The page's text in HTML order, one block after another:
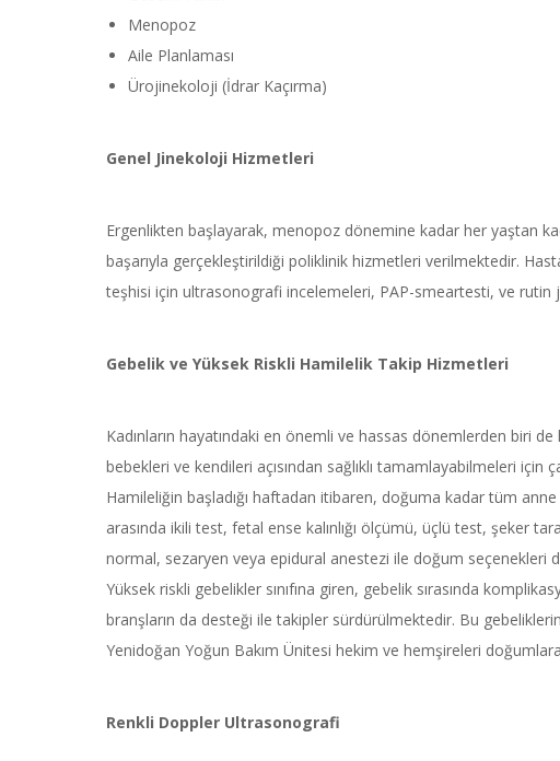
Menopoz
Aile Planlaması
Ürojinekoloji (İdrar Kaçırma)
Genel Jinekoloji Hizmetleri
Ergenlikten başlayarak, menopoz dönemine kadar her yaştan
başarıyla gerçekleştirildiği poliklinik hizmetleri verilmektedir.
teşhisi için ultrasonografi incelemeleri, PAP-smeartesti, ve rutin
Gebelik ve Yüksek Riskli Hamilelik Takip Hizmetleri
Kadınların hayatındaki en önemli ve hassas dönemlerden biri
bebekleri ve kendileri açısından sağlıklı tamamlayabilmeleri için
Hamileliğin başladığı haftadan itibaren, doğuma kadar tüm
arasında ikili test, fetal ense kalınlığı ölçümü, üçlü test, şeker
normal, sezaryen veya epidural anestezi ile doğum seçenekleri
Yüksek riskli gebelikler sınıfına giren, gebelik sırasında
branşların da desteği ile takipler sürdürülmektedir. Bu
Yenidoğan Yoğun Bakım Ünitesi hekim ve hemşireleri
Renkli Doppler Ultrasonografi